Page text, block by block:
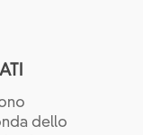
dello